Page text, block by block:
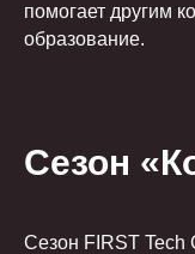
помогает другим
образование.
Сезон
Сезон FIRST Tech